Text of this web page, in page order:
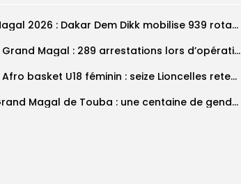
Magal 2026 : Dakar Dem Dikk mobilise 939 rotations et transporte près...
Grand Magal : 289 arrestations lors d’opérations préventives de sécurisation
‎Afro basket U18 féminin : seize Lioncelles retenues pour l’étape finale de...
Grand Magal de Touba : une centaine de gendarmes mobilisés sur les...